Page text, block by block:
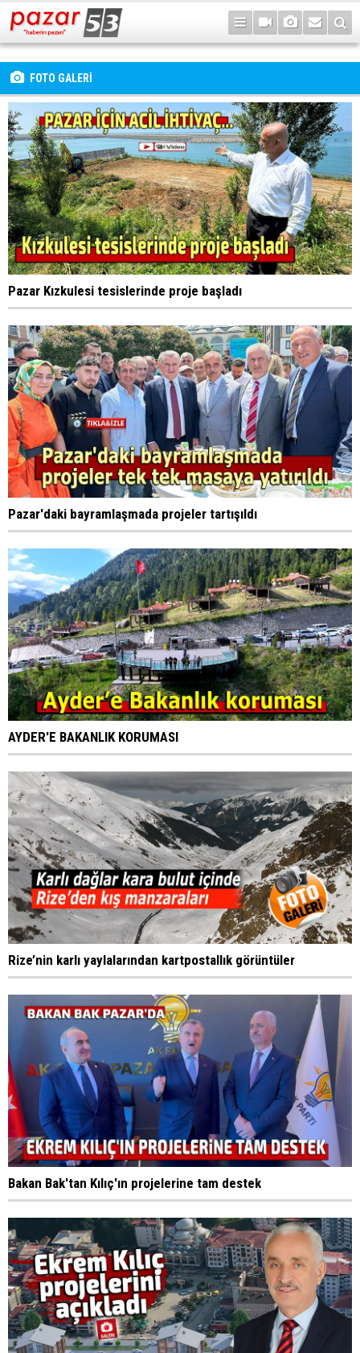
FOTO GALERİ
Pazar Kızkulesi tesislerinde proje başladı
Pazar'daki bayramlaşmada projeler tartışıldı
AYDER'E BAKANLIK KORUMASI
Rize’nin karlı yaylalarından kartpostallık görüntüler
Bakan Bak'tan Kılıç'ın projelerine tam destek